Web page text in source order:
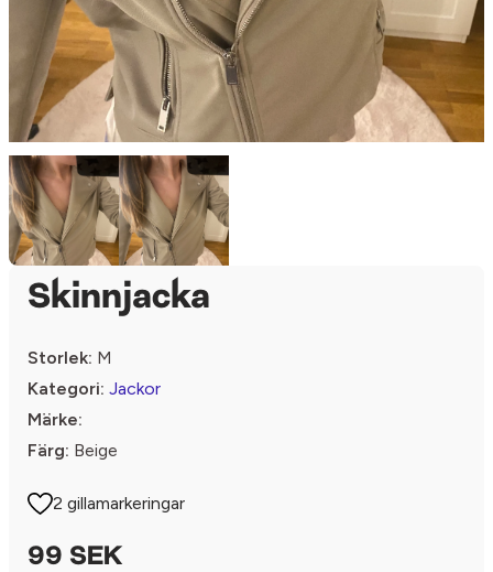
Skinnjacka
Storlek: M
Kategori: Jackor
Märke:
Färg: Beige
2 gillamarkeringar
99 SEK